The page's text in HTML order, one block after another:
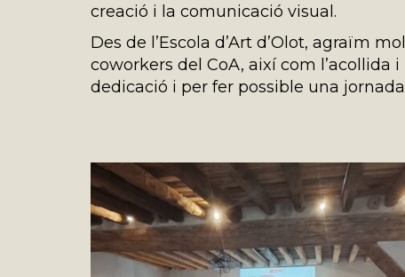
creació i la comunicació visual.
Des de l’Escola d’Art d’Olot, agraïm
coworkers del CoA, així com l’acollida
dedicació i per fer possible una